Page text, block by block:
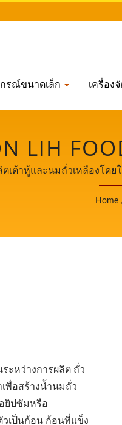
รณ์ขนาดเล็ก เครื่อง
LIH
ตเต้าหู้และนมถั่วเหลืองโ
Home
ะหว่างการผลิต ถั่ว
พื่อสร้างน้ำนมถั่ว
ยิปซัมหรือ
เป็นก้อน ก้อนที่แข็ง